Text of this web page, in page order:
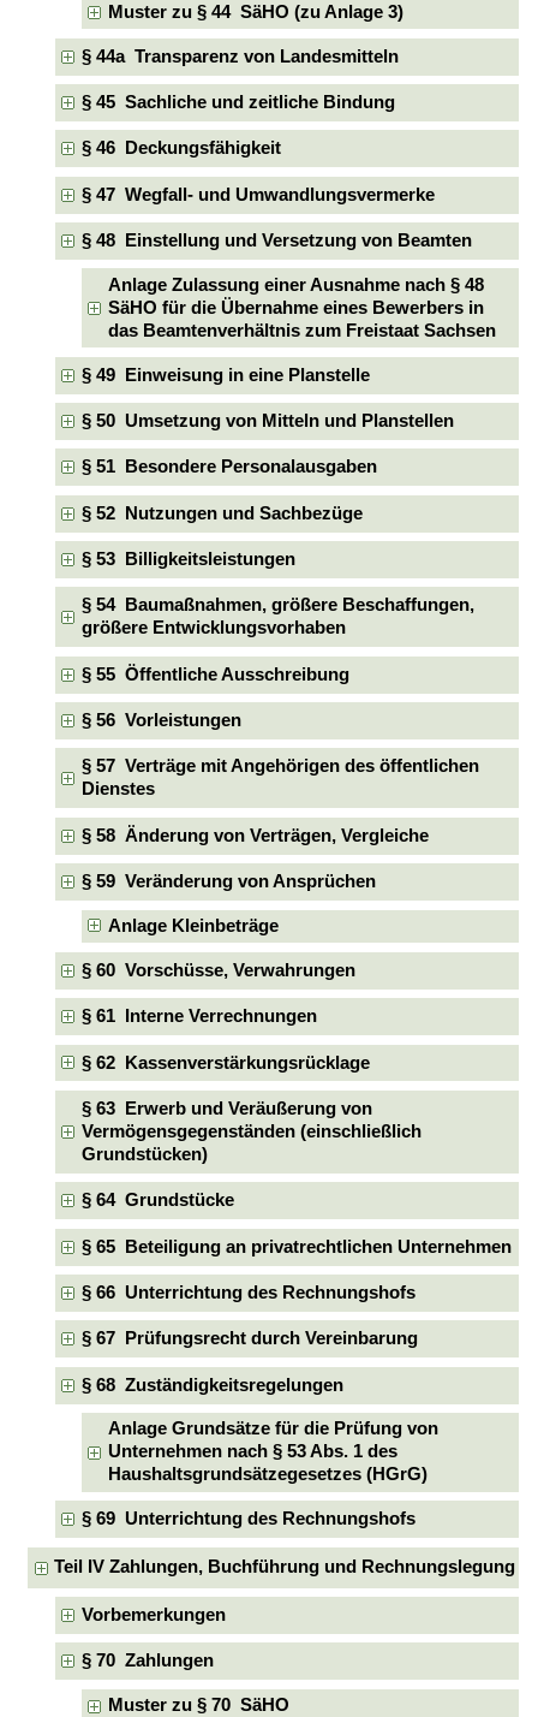
Muster zu § 44 SäHO (zu Anlage 3)
§ 44a Transparenz von Landesmitteln
§ 45 Sachliche und zeitliche Bindung
§ 46 Deckungsfähigkeit
§ 47 Wegfall- und Umwandlungsvermerke
§ 48 Einstellung und Versetzung von Beamten
Anlage Zulassung einer Ausnahme nach § 48
SäHO für die Übernahme eines Bewerbers in
das Beamtenverhältnis zum Freistaat Sachsen
§ 49 Einweisung in eine Planstelle
§ 50 Umsetzung von Mitteln und Planstellen
§ 51 Besondere Personalausgaben
§ 52 Nutzungen und Sachbezüge
§ 53 Billigkeitsleistungen
§ 54 Baumaßnahmen, größere Beschaffungen,
größere Entwicklungsvorhaben
§ 55 Öffentliche Ausschreibung
§ 56 Vorleistungen
§ 57 Verträge mit Angehörigen des öffentlichen
Dienstes
§ 58 Änderung von Verträgen, Vergleiche
§ 59 Veränderung von Ansprüchen
Anlage Kleinbeträge
§ 60 Vorschüsse, Verwahrungen
§ 61 Interne Verrechnungen
§ 62 Kassenverstärkungsrücklage
§ 63 Erwerb und Veräußerung von
Vermögensgegenständen (einschließlich
Grundstücken)
§ 64 Grundstücke
§ 65 Beteiligung an privatrechtlichen Unternehmen
§ 66 Unterrichtung des Rechnungshofs
§ 67 Prüfungsrecht durch Vereinbarung
§ 68 Zuständigkeitsregelungen
Anlage Grundsätze für die Prüfung von
Unternehmen nach § 53 Abs. 1 des
Haushaltsgrundsätzegesetzes (HGrG)
§ 69 Unterrichtung des Rechnungshofs
Teil IV Zahlungen, Buchführung und Rechnungslegung
Vorbemerkungen
§ 70 Zahlungen
Muster zu § 70 SäHO